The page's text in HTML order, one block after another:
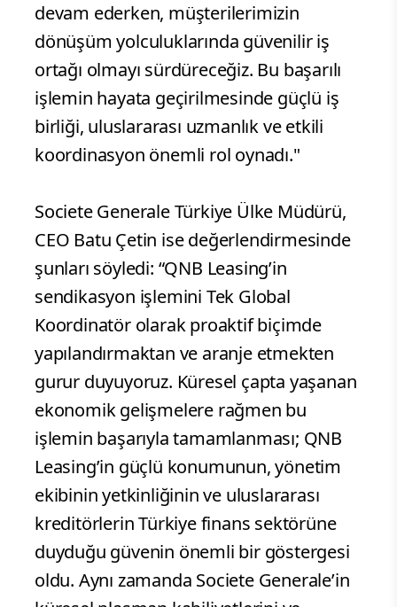
devam ederken, müşterilerimizin
dönüşüm yolculuklarında güvenilir iş
ortağı olmayı sürdüreceğiz. Bu başarılı
işlemin hayata geçirilmesinde güçlü iş
birliği, uluslararası uzmanlık ve etkili
koordinasyon önemli rol oynadı."
Societe Generale Türkiye Ülke Müdürü,
CEO Batu Çetin ise değerlendirmesinde
şunları söyledi: “QNB Leasing’in
sendikasyon işlemini Tek Global
Koordinatör olarak proaktif biçimde
yapılandırmaktan ve aranje etmekten
gurur duyuyoruz. Küresel çapta yaşanan
ekonomik gelişmelere rağmen bu
işlemin başarıyla tamamlanması; QNB
Leasing’in güçlü konumunun, yönetim
ekibinin yetkinliğinin ve uluslararası
kreditörlerin Türkiye finans sektörüne
duyduğu güvenin önemli bir göstergesi
oldu. Aynı zamanda Societe Generale’in